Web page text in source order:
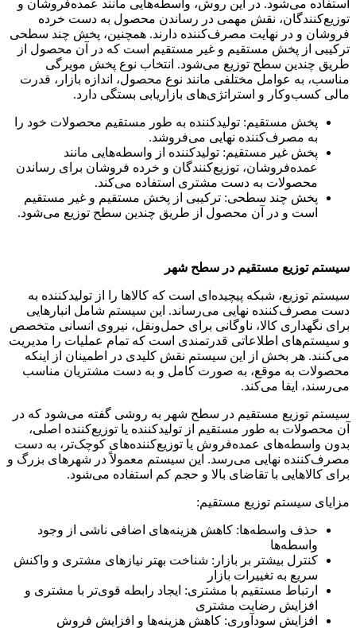
استفاده می‌شود. در این روش، واسطه‌هایی مانند عمده‌فروشان و
توزیع‌کنندگان، نقش مهمی در رساندن محصول به دست خرده
فروشان و در نهایت مصرف‌کننده دارند. همچنین، پخش چند سطحی
ترکیبی از پخش مستقیم و غیر مستقیم است که در آن محصول از
طریق چندین سطح توزیع می‌شود. انتخاب نوع پخش مویرگی
مناسب، به عوامل مختلفی مانند نوع محصول، اندازه بازار، قدرت
مالی کسب‌وکار و استراتژی‌های بازاریابی بستگی دارد.
پخش مستقیم: تولیدکننده به طور مستقیم محصولات خود را
به مصرف‌کننده نهایی می‌فروشد.
پخش غیر مستقیم: تولیدکننده از واسطه‌هایی مانند
عمده‌فروشان، توزیع‌کنندگان و خرده فروشان برای رساندن
محصولات به دست مشتری استفاده می‌کند.
پخش چند سطحی: ترکیبی از پخش مستقیم و غیر مستقیم
است و در آن محصول از طریق چندین سطح توزیع می‌شود.
سیستم توزیع مستقیم در سطح شهر
سیستم توزیع، شبکه پیچیده‌ای است که کالاها را از تولیدکننده به
دست مصرف‌کننده نهایی می‌رساند. این سیستم شامل انبارهایی
برای نگهداری کالا، ناوگانی برای حمل‌ونقل، نیروی انسانی متخصص
و سیستم‌های اطلاعاتی قدرتمندی است که تمام عملیات را مدیریت
می‌کنند. هر بخش از این سیستم نقش کلیدی در اطمینان از اینکه
محصولات به موقع، به صورت کامل و به دست مشتریان مناسب
می‌رسند، ایفا می‌کند.
سیستم توزیع مستقیم در سطح شهر به روشی گفته می‌شود که در
آن محصولات به طور مستقیم از تولیدکننده یا توزیع‌کننده اصلی،
بدون واسطه‌های عمده‌فروش یا توزیع‌کننده‌های کوچک‌تر، به دست
مصرف‌کننده نهایی می‌رسد. این سیستم معمولاً در شهرهای بزرگ و
برای کالاهایی با تقاضای بالا و حجم کم استفاده می‌شود.
مزایای سیستم توزیع مستقیم:
حذف واسطه‌ها: کاهش هزینه‌های اضافی ناشی از وجود
واسطه‌ها
کنترل بیشتر بر بازار: شناخت بهتر نیازهای مشتری و واکنش
سریع به تغییرات بازار
ارتباط مستقیم با مشتری: ایجاد رابطه قوی‌تر با مشتری و
افزایش رضایت مشتری
افزایش سودآوری: کاهش هزینه‌ها و افزایش فروش